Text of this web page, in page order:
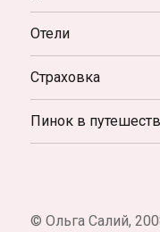
Отели
Страховка
Пинок в
© Ольга Салий,